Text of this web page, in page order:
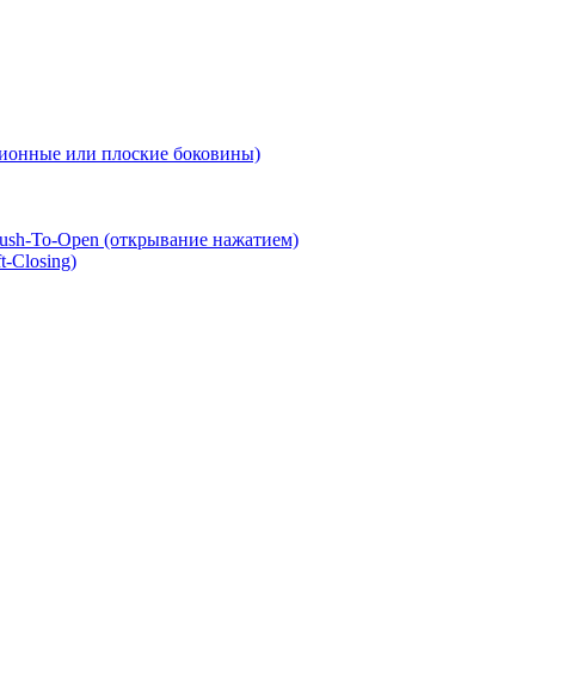
или плоские боковины)
To-Open (открывание нажатием)
Closing)